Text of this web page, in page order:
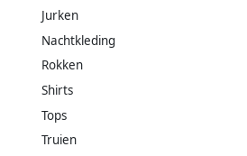
Jurken
Nachtkleding
Rokken
Shirts
Tops
Truien